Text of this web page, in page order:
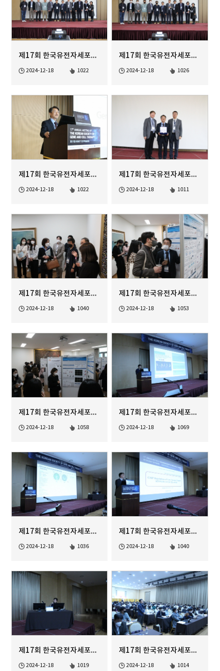
제17회 한국유전자세포치료학회 정기학술대회
2024-12-18 1022
제17회 한국유전자세포치료학회 정기학술대회
2024-12-18 1026
제17회 한국유전자세포치료학회 정기학술대회
2024-12-18 1022
제17회 한국유전자세포치료학회 정기학술대회
2024-12-18 1011
제17회 한국유전자세포치료학회 정기학술대회
2024-12-18 1040
제17회 한국유전자세포치료학회 정기학술대회
2024-12-18 1053
제17회 한국유전자세포치료학회 정기학술대회
2024-12-18 1058
제17회 한국유전자세포치료학회 정기학술대회
2024-12-18 1069
제17회 한국유전자세포치료학회 정기학술대회
2024-12-18 1036
제17회 한국유전자세포치료학회 정기학술대회
2024-12-18 1040
제17회 한국유전자세포치료학회 정기학술대회
2024-12-18 1019
제17회 한국유전자세포치료학회 정기학술대회
2024-12-18 1014